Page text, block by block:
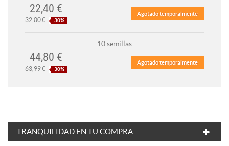
Agotado temporalmente
22,40 €
32,00 € -30%
10 semillas
Agotado temporalmente
44,80 €
63,99 € -30%
TRANQUILIDAD EN TU COMPRA